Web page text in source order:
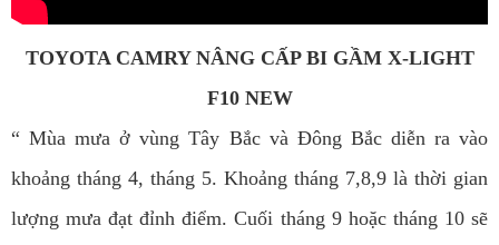
TOYOTA CAMRY NÂNG CẤP BI GẦM X-LIGHT
F10 NEW
“ Mùa mưa ở vùng Tây Bắc và Đông Bắc diễn ra vào
khoảng tháng 4, tháng 5. Khoảng tháng 7,8,9 là thời gian
lượng mưa đạt đỉnh điểm. Cuối tháng 9 hoặc tháng 10 sẽ